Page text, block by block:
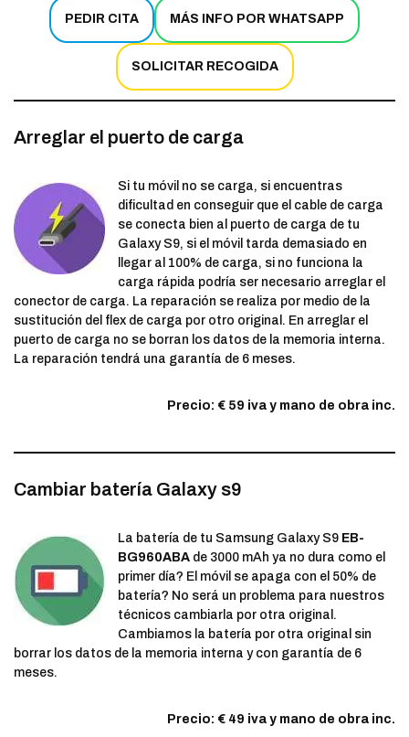
PEDIR CITA MÁS INFO POR WHATSAPP
SOLICITAR RECOGIDA
Arreglar el puerto de carga
Si tu móvil no se carga, si encuentras
dificultad en conseguir que el cable de carga
se conecta bien al puerto de carga de tu
Galaxy S9, si el móvil tarda demasiado en
llegar al 100% de carga, si no funciona la
carga rápida podría ser necesario arreglar el
conector de carga. La reparación se realiza por medio de la
sustitución del flex de carga por otro original. En arreglar el
puerto de carga no se borran los datos de la memoria interna.
La reparación tendrá una garantía de 6 meses.
Precio: € 59 iva y mano de obra inc.
Cambiar batería Galaxy s9
La batería de tu Samsung Galaxy S9 EB-
BG960ABA de 3000 mAh ya no dura como el
primer día? El móvil se apaga con el 50% de
batería? No será un problema para nuestros
técnicos cambiarla por otra original.
Cambiamos la batería por otra original sin
borrar los datos de la memoria interna y con garantía de 6
meses.
Precio: € 49 iva y mano de obra inc.